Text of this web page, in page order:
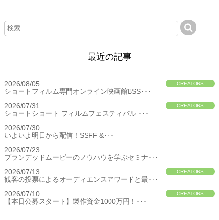
最近の記事
2026/08/05 CREATORS
ショートフィルム専門オンライン映画館BSS･･･
2026/07/31
CREATORS
ショートショート フィルムフェスティバル ･･･
2026/07/30
いよいよ明日から配信！SSFF &･･･
2026/07/23
ブランデッドムービーのノウハウを学ぶセミナ･･･
2026/07/13
CREATORS
観客の投票によるオーディエンスアワードと最･･･
2026/07/10
CREATORS
【本日公募スタート】製作資金1000万円！･･･